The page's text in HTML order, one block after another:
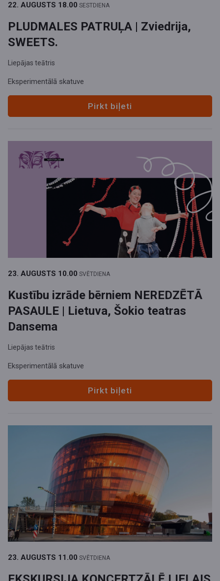
22. AUGUSTS 18.00 SESTDIENA
PLUDMALES PATRUĻA | Zviedrija,
SWEETS.
Liepājas teātris
Eksperimentālā skatuve
Pirkt biļeti
23. AUGUSTS 10.00 SVĒTDIENA
Kustību izrāde bērniem NEREDZĒTĀ
PASAULE | Lietuva, Šokio teatras
Dansema
Liepājas teātris
Eksperimentālā skatuve
Pirkt biļeti
23. AUGUSTS 11.00 SVĒTDIENA